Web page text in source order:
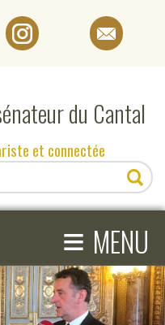
du Cantal
et connectée
≡ MENU